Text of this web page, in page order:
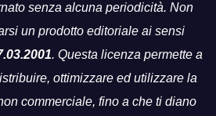
senza alcuna periodicità. Non
un prodotto editoriale ai sensi
. Questa licenza permette a
ottimizzare ed utilizzare la
commerciale, fino a che ti diano